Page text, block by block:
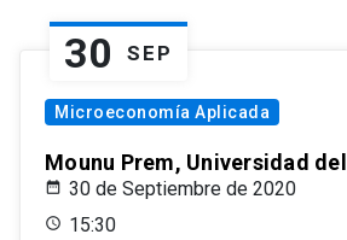
30 SEP
Microeconomía Aplicada
Mounu Prem, Universidad
30 de Septiembre de 2020
15:30